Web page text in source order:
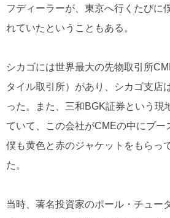
フディーラーが、東京へ行くたびに
れていたということもある。
シカゴには世界最大の先物取引所
タイル取引所）があり、シカゴ支店
った。また、三和BGK証券という現
ていて、この会社がCMEの中にブー
僕も黄色と赤のジャケットをもらっ
た。
当時、著名投資家のポール・チュー